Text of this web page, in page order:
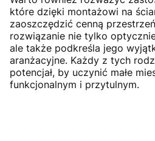
które dzięki montażowi na
zaoszczędzić cenną
rozwiązanie nie tylko
ale także podkreśla jego
aranżacyjne. Każdy z tych
potencjał, by uczynić małe
funkcjonalnym i przytulnym.